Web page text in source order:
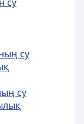
су
су